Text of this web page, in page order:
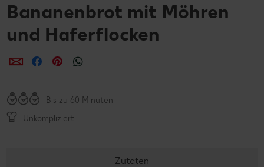
Bananenbrot mit Möhren
und Haferflocken
per E-Mail teilen
per Facebook teilen
per Pinterest teilen
Bis zu 60 Minuten
Unkompliziert
Zutaten